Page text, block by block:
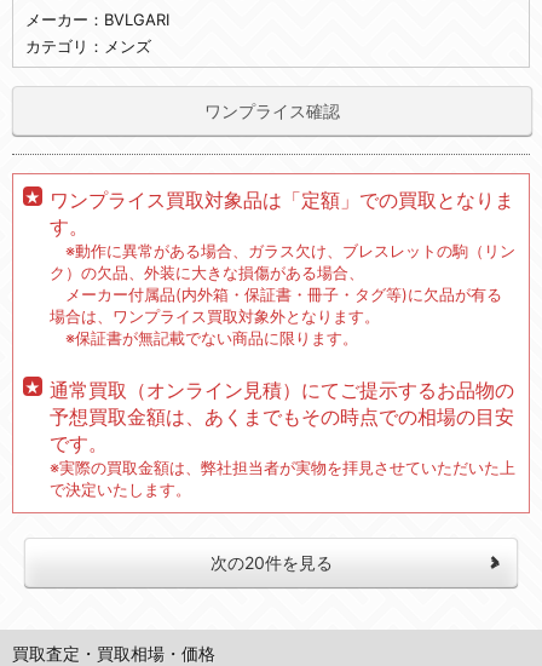
メーカー：BVLGARI
カテゴリ：メンズ
ワンプライス確認
ワンプライス買取対象品は「定額」での買取となりま
す。
※動作に異常がある場合、ガラス欠け、ブレスレットの駒（リン
ク）の欠品、外装に大きな損傷がある場合、
メーカー付属品(内外箱・保証書・冊子・タグ等)に欠品が有る
場合は、ワンプライス買取対象外となります。
※保証書が無記載でない商品に限ります。
通常買取（オンライン見積）にてご提示するお品物の
予想買取金額は、あくまでもその時点での相場の目安
です。
※実際の買取金額は、弊社担当者が実物を拝見させていただいた上
で決定いたします。
次の20件を見る
買取査定・買取相場・価格